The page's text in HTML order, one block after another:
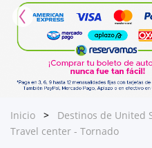
Inicio Destinos de United
Travel center - Tornado